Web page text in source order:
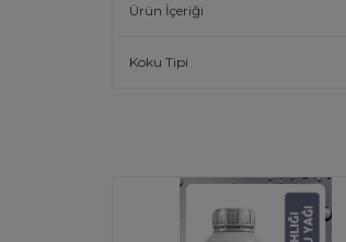
Ürün İçeriği
Koku Tipi